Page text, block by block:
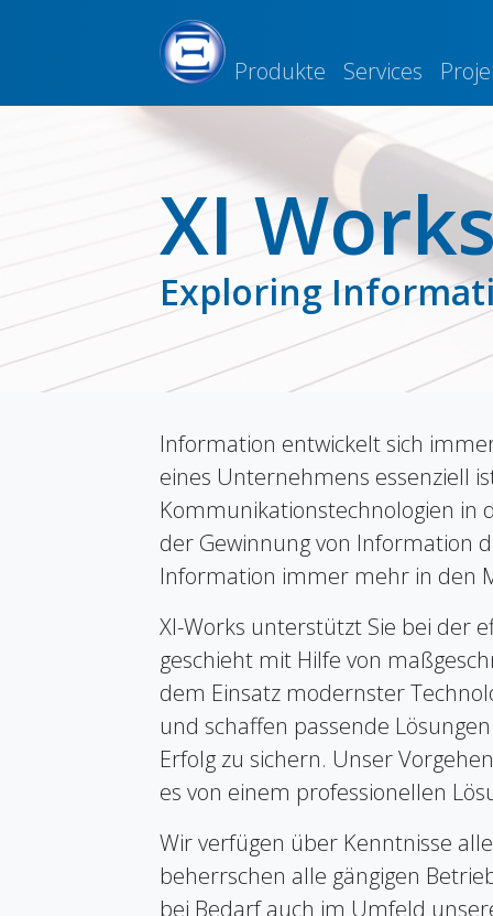
Produkte Services
XI
Exploring
Information entwickelt sich
eines Unternehmens essenziell
Kommunikationstechnologien in
der Gewinnung von Information
Information immer mehr in den
XI-Works unterstützt Sie bei der
geschieht mit Hilfe von
dem Einsatz modernster
und schaffen passende
Erfolg zu sichern. Unser
es von einem professionellen
Wir verfügen über Kenntnisse
beherrschen alle gängigen
bei Bedarf auch im Umfeld